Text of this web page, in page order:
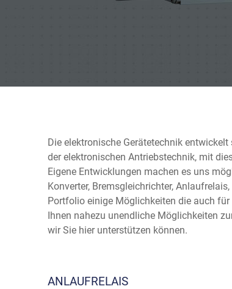
Die elektronische Gerätetechnik
der elektronischen Antriebstechnik, mit
Eigene Entwicklungen machen es uns
Konverter, Bremsgleichrichter,
Portfolio einige Möglichkeiten die auch
Ihnen nahezu unendliche Möglichkeiten
wir Sie hier unterstützen können.
ANLAUFRELAIS